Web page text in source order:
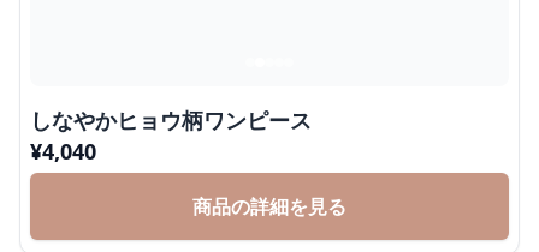
しなやかヒョウ柄ワンピース
¥4,040
商品の詳細を見る